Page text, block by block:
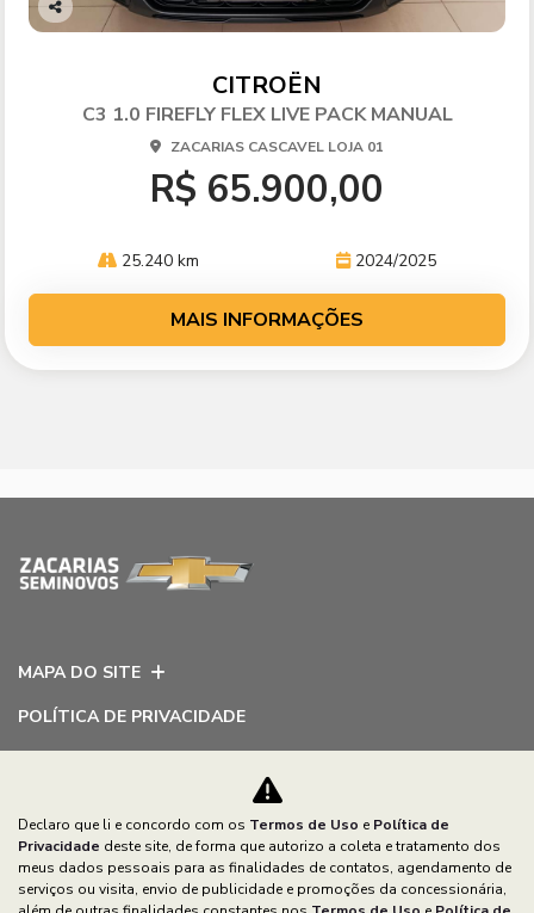
Co
CITROËN
C3 1.0 FIREFLY FLEX LIVE PACK MANUAL
ZACARIAS CASCAVEL LOJA 01
R$ 65.900,00
25.240 km 2024/2025
MAIS INFORMAÇÕES
MAPA DO SITE
POLÍTICA DE PRIVACIDADE
ZACARIAS VEICULOS LTDA
CNPJ: 79.138.608/0001-37
Declaro que li e concordo com os Termos de Uso e Política de
Privacidade deste site, de forma que autorizo a coleta e tratamento dos
meus dados pessoais para as finalidades de contatos, agendamento de
serviços ou visita, envio de publicidade e promoções da concessionária,